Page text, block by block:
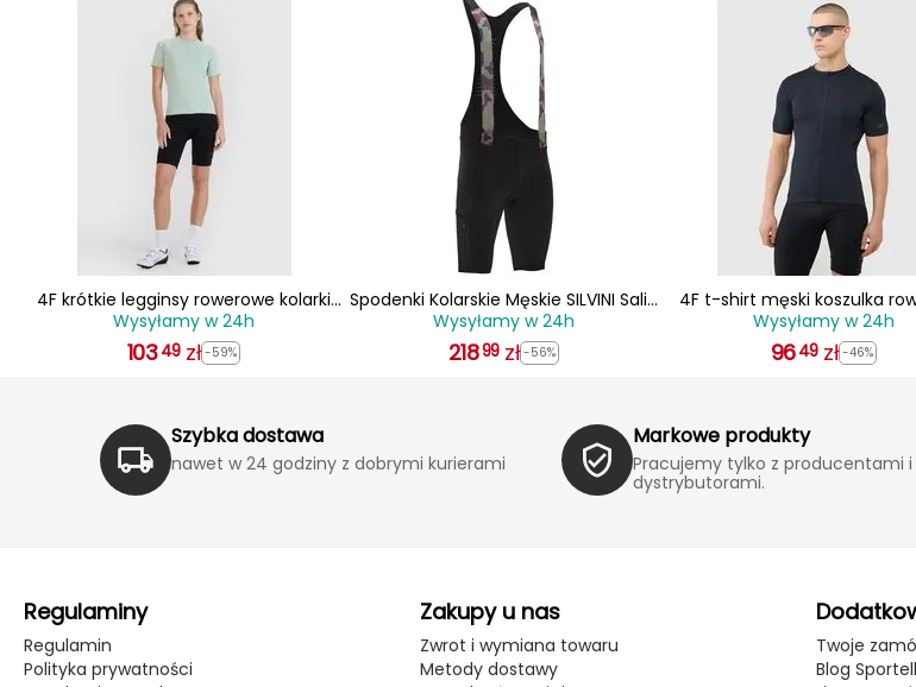
4F krótkie legginsy rowerowe kolarki
damskie 4FWSS25TFSTF034 czarne
Wysyłamy w 24h
10349 zł -59%
Spodenki Kolarskie Męskie SILVINI Salio
MP2214
Wysyłamy w 24h
21899 zł -56%
4F t-shirt męski koszulka
rozpinana męska
czarna
Wysyłamy w 24h
9649 zł -46%
Szybka dostawa
nawet w 24 godziny z dobrymi kurierami
Markowe produkty
Pracujemy tylko z producentami i
dystrybutorami.
Regulaminy
Regulamin
Polityka prywatności
Zakupy u nas
Zwrot i wymiana towaru
Metody dostawy
Twoje
Blog